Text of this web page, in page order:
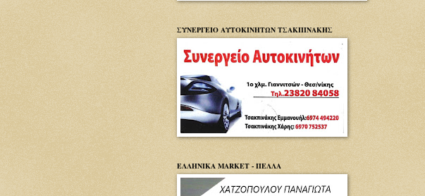
ΣΥΝΕΡΓΕΙΟ ΑΥΤΟΚΙΝΗΤΩΝ ΤΣΑΚΠΙΝΑΚΗΣ
ΕΛΛΗΝΙΚΑ MARKET - ΠΕΛΛΑ